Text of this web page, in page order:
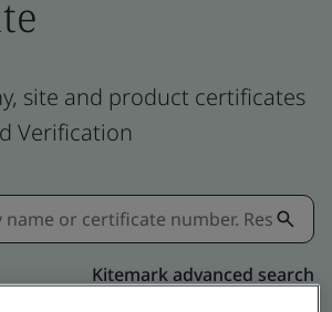
site and product certificates
Verification
Kitemark advanced search